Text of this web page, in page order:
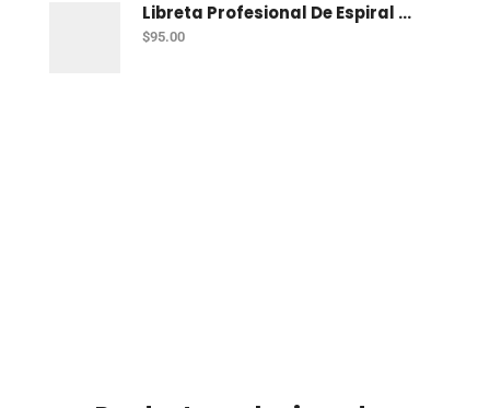
Libreta Profesional De Espiral Printaform Arcoiris Pastel 100 H Ry
$95.00